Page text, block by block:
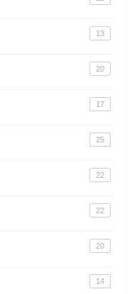
13
20
17
25
22
22
20
14